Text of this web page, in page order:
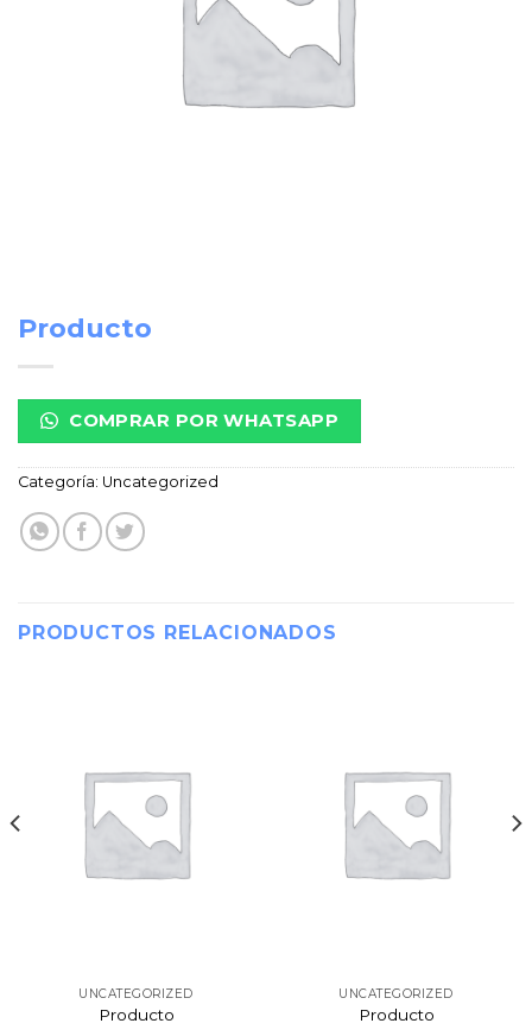
Producto
COMPRAR POR WHATSAPP
Categoría: Uncategorized
PRODUCTOS RELACIONADOS
UNCATEGORIZED
Producto
UNCATEGORIZED
Producto